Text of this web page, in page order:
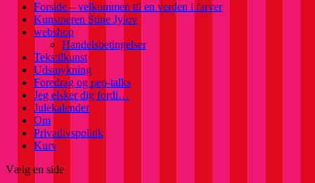
Forside – velkommen til en verden i farver
Kunstneren Stine Jylov
webshop
Handelsbetingelser
Tekstilkunst
Udsmykning
Foredrag og pep-talks
Jeg elsker dig fordi…
Julekalender
Om
Privatlivspolitik
Kurv
Vælg en side